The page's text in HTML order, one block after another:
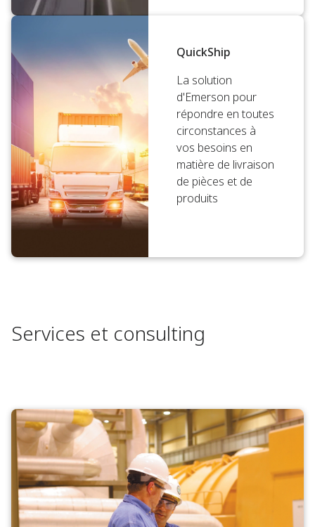
QuickShip
La solution
d'Emerson pour
répondre en toutes
circonstances à
vos besoins en
matière de livraison
de pièces et de
produits
Services et consulting